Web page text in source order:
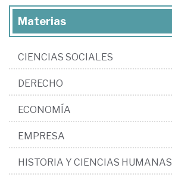
Materias
CIENCIAS SOCIALES
DERECHO
ECONOMÍA
EMPRESA
HISTORIA Y CIENCIAS HUMANAS